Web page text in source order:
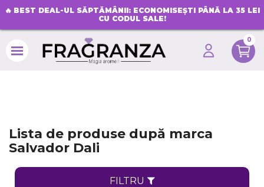
🔥 BEST DEAL-UL SĂPTĂMÂNII: ECONOMISEȘTI PÂNĂ LA 35 LEI
CU CODUL SALE!
0
Lista de produse după marca
Salvador Dali
FILTRU